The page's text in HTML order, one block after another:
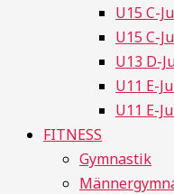
U15 C-
U15 C-
U13 D-
U11 E-
U11 E-
FITNESS
Gymnastik